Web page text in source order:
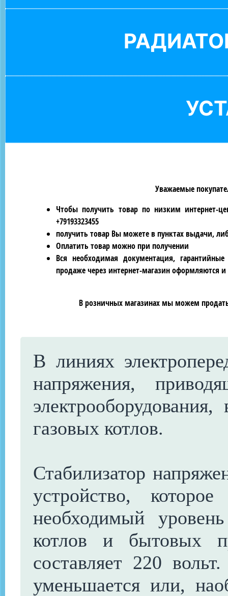
Уважаемые
Чтобы получить товар по низким интернет-
+79193323455
получить товар Вы можете в пунктах выдачи,
Оплатить товар можно при получении
Вся необходимая документация,
продаже через интернет-магазин оформляются
В розничных магазинах мы можем
В линиях
напряжения,
газовых котлов.
Стабилизатор
устройство,
необходимый
котлов и бытовых
составляет 220
уменьшается или,